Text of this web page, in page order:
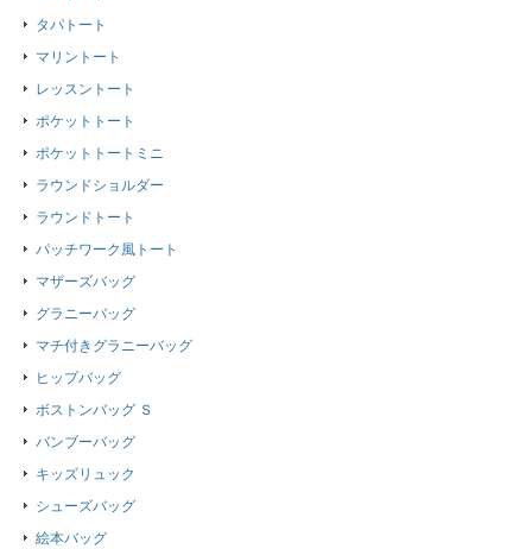
タパトート
マリントート
レッスントート
ポケットトート
ポケットトートミニ
ラウンドショルダー
ラウンドトート
パッチワーク風トート
マザーズバッグ
グラニーバッグ
マチ付きグラニーバッグ
ヒップバッグ
ボストンバッグ Ｓ
バンブーバッグ
キッズリュック
シューズバッグ
絵本バッグ